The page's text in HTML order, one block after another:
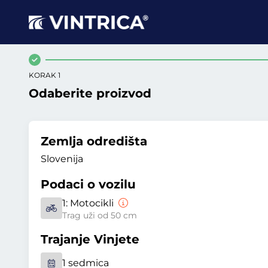
KORAK 1
Odaberite proizvod
Zemlja odredišta
Slovenija
Podaci o vozilu
1: Motocikli
Trag uži od 50 cm
Trajanje Vinjete
1 sedmica